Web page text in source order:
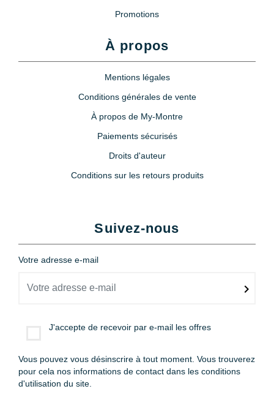
Promotions
À propos
Mentions légales
Conditions générales de vente
À propos de My-Montre
Paiements sécurisés
Droits d'auteur
Conditions sur les retours produits
Suivez-nous
Votre adresse e-mail
J'accepte de recevoir par e-mail les offres
Vous pouvez vous désinscrire à tout moment. Vous trouverez
pour cela nos informations de contact dans les conditions
d'utilisation du site.